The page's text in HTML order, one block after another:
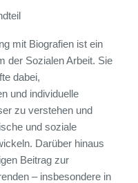
mit Biografien ist ein
der Sozialen Arbeit. Sie
dabei,
und individuelle
zu verstehen und
und soziale
Darüber hinaus
Beitrag zur
– insbesondere in